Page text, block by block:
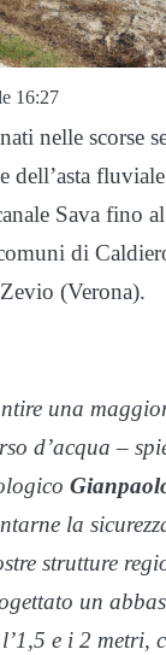
16:27
nelle scorse
dell’asta
Sava fino
di
(Verona).
una
d’acqua –
la
strutture
un
e i 2 metri,